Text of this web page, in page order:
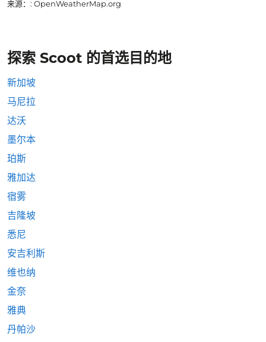
来源： : OpenWeatherMap.org
探索 Scoot 的首选目的地
新加坡
马尼拉
达沃
墨尔本
珀斯
雅加达
宿雾
吉隆坡
悉尼
安吉利斯
维也纳
金奈
雅典
丹帕沙